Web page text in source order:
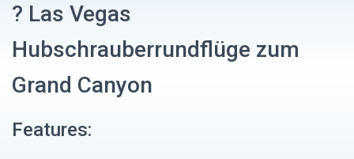
? Las Vegas
Hubschrauberrundflüge zum
Grand Canyon
Features: